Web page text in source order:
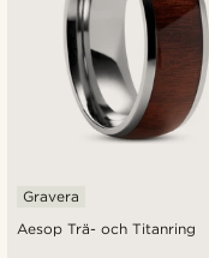
Aesop Trä- och Titanring
Gravera